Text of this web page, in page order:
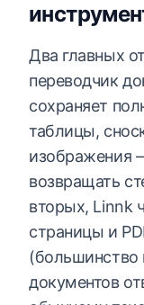
Два главных
переводчик
сохраняет
таблицы,
изображения
возвращать
вторых, Linnk
страницы и
(большинство
документов